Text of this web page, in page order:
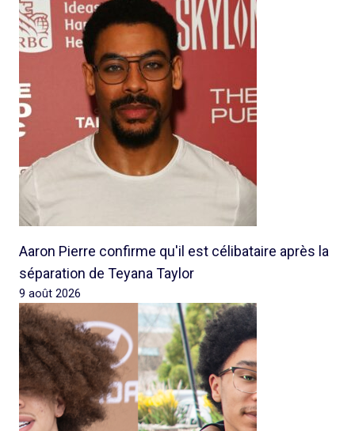
Aaron Pierre confirme qu'il est célibataire après la
séparation de Teyana Taylor
9 août 2026